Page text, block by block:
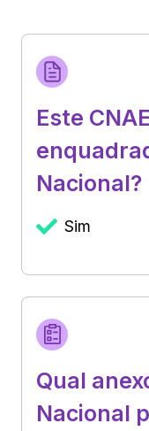
Este
Nacional?
Sim
Qual
Nacional